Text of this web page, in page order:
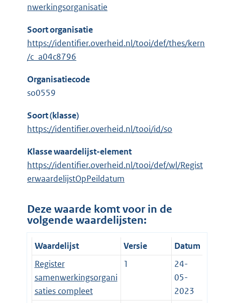
nwerkingsorganisatie
Soort organisatie
https://identifier.overheid.nl/tooi/def/thes/kern
/c_a04c8796
Organisatiecode
so0559
Soort (klasse)
https://identifier.overheid.nl/tooi/id/so
Klasse waardelijst-element
https://identifier.overheid.nl/tooi/def/wl/Regist
erwaardelijstOpPeildatum
Deze waarde komt voor in de
volgende waardelijsten:
Waardelijst Versie
Datum
Register
samenwerkingsorgani
saties compleet
1
24-
05-
2023